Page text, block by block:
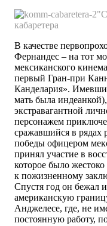
кабаретера
В качестве
Фернандес – на тот
мексиканского
первый Гран-при
Канделария».
мать была
экстравагантной
персонажем
сражавшийся в рядах
победы офицером
принял участие в
которое было
к пожизненному
Спустя год он бежал
американскую
Анджелесе, где, не
постоянную работу,